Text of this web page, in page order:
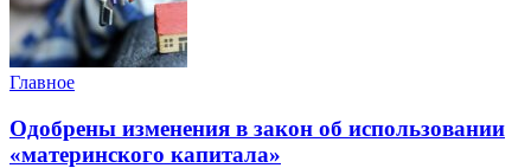
Главное
Одобрены изменения в закон об использовании
«материнского капитала»